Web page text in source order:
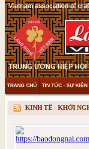
TRANG CHỦ TIN TỨC - SỰ KIỆN
THAM KHẢO & KHÁM PHÁ
KINH TẾ - KHỞI